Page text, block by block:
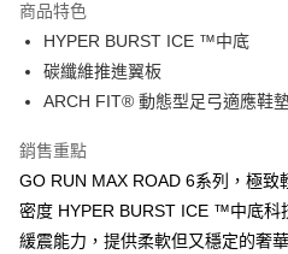
相關說明
【大哥付你分期使用說明】
1.本服務由台灣大哥大提供，台灣大哥
2.付款方式選擇「大哥付你分期」，訂
流程，驗證手機門號後，選擇欲分期的
3.實際核准額度、可分期數及費用金額
4.訂單成立30分鐘內，如未前往確認交
消。如遇「轉專審核」未通過狀況，表
法說明評估內容。
【繳款方式說明】
ATM付款
宅配
商品特色
HYPER BURST ICE ™中底
碳纖維推進翼板
ARCH FIT® 動態型足弓適應鞋
銷售重點
GO RUN MAX ROAD 6系列，極
密度 HYPER BURST ICE ™中底科
緩震能力，提供柔軟但又穩定的奢